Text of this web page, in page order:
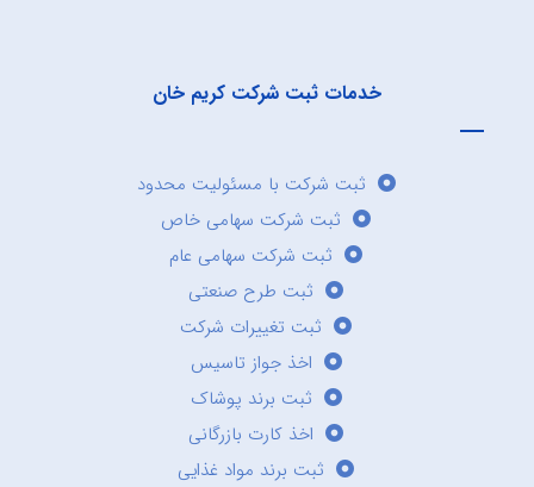
خدمات ثبت شرکت کریم خان
ثبت شرکت با مسئولیت محدود
ثبت شرکت سهامی خاص
ثبت شرکت سهامی عام
ثبت طرح صنعتی
ثبت تغییرات شرکت
اخذ جواز تاسیس
ثبت برند پوشاک
اخذ کارت بازرگانی
ثبت برند مواد غذایی